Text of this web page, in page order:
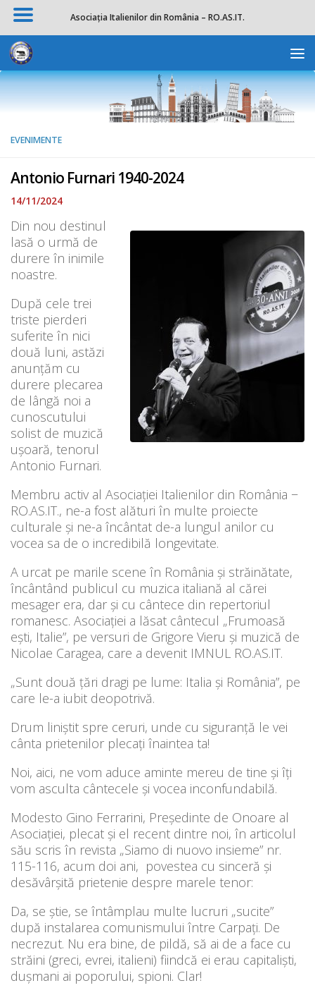
Skip to content
EVENIMENTE
Antonio Furnari 1940-2024
14/11/2024
Din nou destinul
lasă o urmă de
durere în inimile
noastre.
După cele trei
triste pierderi
suferite în nici
două luni, astăzi
anunțăm cu
durere plecarea
de lângă noi a
cunoscutului
solist de muzică
ușoară, tenorul
Antonio Furnari.
Membru activ al Asociației Italienilor din România −
RO.AS.IT., ne-a fost alături în multe proiecte
culturale și ne-a încântat de-a lungul anilor cu
vocea sa de o incredibilă longevitate.
A urcat pe marile scene în România și străinătate,
încântând publicul cu muzica italiană al cărei
mesager era, dar și cu cântece din repertoriul
romanesc. Asociației a lăsat cântecul „Frumoasă
eşti, Italie”, pe versuri de Grigore Vieru și muzică de
Nicolae Caragea, care a devenit IMNUL RO.AS.IT.
„Sunt două țări dragi pe lume: Italia și România”, pe
care le-a iubit deopotrivă.
Drum liniștit spre ceruri, unde cu siguranță le vei
cânta prietenilor plecați înaintea ta!
Noi, aici, ne vom aduce aminte mereu de tine și îți
vom asculta cântecele și vocea inconfundabilă.
Modesto Gino Ferrarini, Președinte de Onoare al
Asociației, plecat și el recent dintre noi, în articolul
său scris în revista „Siamo di nuovo insieme” nr.
115-116, acum doi ani, povestea cu sinceră și
desăvârșită prietenie despre marele tenor:
Da, se știe, se întâmplau multe lucruri „sucite”
după instalarea comunismului între Carpați. De
necrezut. Nu era bine, de pildă, să ai de a face cu
străini (greci, evrei, italieni) fiindcă ei erau capitaliști,
dușmani ai poporului, spioni. Clar!
Asociația Italienilor din România – RO.AS.IT.